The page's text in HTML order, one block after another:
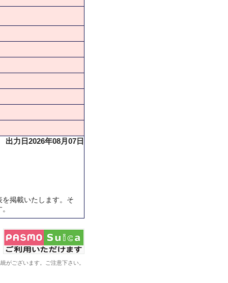
出力日2026年08月07日
掲載いたします。そ
がございます。ご注意下さい。